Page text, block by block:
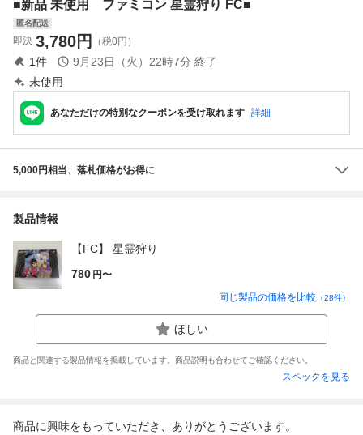
ム★
■新品 未使用 ファミコン 星霊狩り FC■
匿名配送
即決 3,780円 （税0円）
1件 9月23日（火）22時7分 終了
未使用
あなただけの特別なクーポンを受け取れます 詳細
5,000円相当、落札価格がお得に
製品情報
【FC】 星霊狩り
780 円〜
同じ製品の価格を比較 （28件）
ほしい
商品と関連する製品情報を掲載しています。商品説明も合わせてご確認ください。
スペックを見る
商品に興味をもっていただき、ありがとうございます。